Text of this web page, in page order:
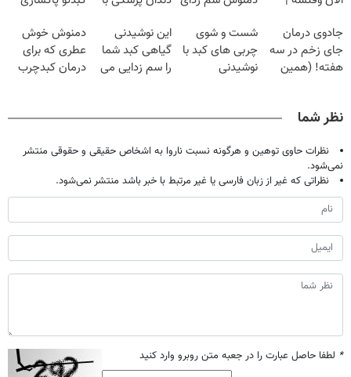
میلیون تومان!!!
خانگی
مرجوعی
جادوی درمان
جای زخم در سه
هفته! (همین
شست و شوی
چربی های کبد با
نوشیدنی
این نوشیدنی
گیاهی کبد شما
را سم زدایی می
دمنوش خوش
عطری که برای
درمان کبدچرب
نظر شما
نظرات حاوی توهین و هرگونه نسبت ناروا به اشخاص حقیقی و حقوقی منتشر
نمی‌شود.
نظراتی که غیر از زبان فارسی یا غیر مرتبط با خبر باشد منتشر نمی‌شود.
* لطفا حاصل عبارت را در جعبه متن روبرو وارد کنید